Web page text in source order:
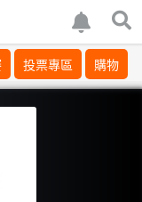
投票專區 購物